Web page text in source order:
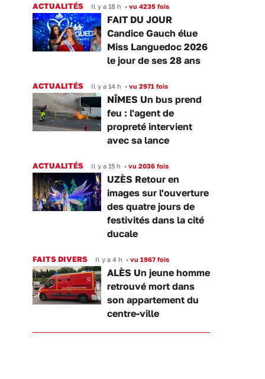
ACTUALITÉS Il y a 18 h • vu 4235 fois
FAIT DU JOUR
Candice Gauch élue
Miss Languedoc 2026
le jour de ses 28 ans
ACTUALITÉS Il y a 14 h • vu 2971 fois
NÎMES Un bus prend
feu : l'agent de
propreté intervient
avec sa lance
ACTUALITÉS Il y a 15 h • vu 2036 fois
UZÈS Retour en
images sur l'ouverture
des quatre jours de
festivités dans la cité
ducale
FAITS DIVERS Il y a 4 h • vu 1967 fois
ALÈS Un jeune homme
retrouvé mort dans
son appartement du
centre-ville